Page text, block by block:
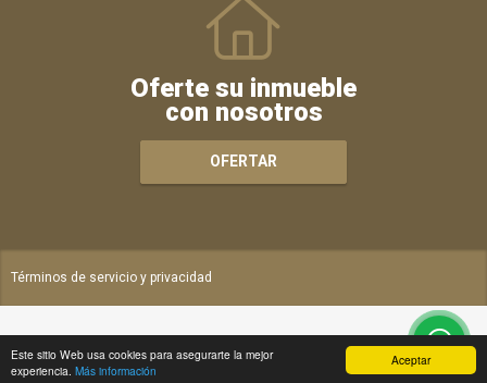
Aceptar
Este sitio Web usa cookies para asegurarte la mejor
experiencia. Más información
Oferte su inmueble
con nosotros
OFERTAR
Términos de servicio y privacidad